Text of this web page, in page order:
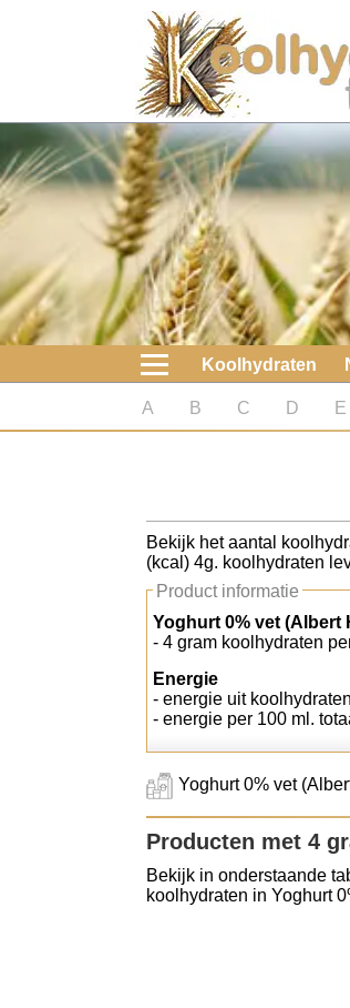
Koolhydraten
Nieuws
Koolhydraatarme diëten
Boeken
koolhydraatarme diëten
Diabetes test
Koolhydraten tellen
Koolhydraten
A B C D E
Bekijk het aantal
(kcal) 4g. koolhydraten
Product informatie
Yoghurt 0% vet (Albert
- 4 gram koolhydraten
Energie
- energie uit
- energie per 100 ml.
Yoghurt 0% vet
Producten met 4
Bekijk in onderstaande
koolhydraten in Yoghurt